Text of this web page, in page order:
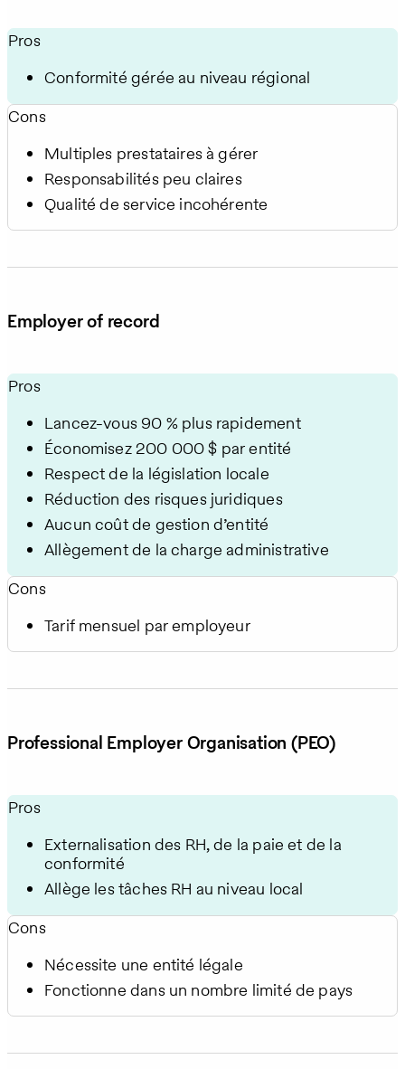
Pros
Conformité gérée au niveau régional
Cons
Multiples prestataires à gérer
Responsabilités peu claires
Qualité de service incohérente
Employer of record
Pros
Lancez-vous 90 % plus rapidement
Économisez 200 000 $ par entité
Respect de la législation locale
Réduction des risques juridiques
Aucun coût de gestion d’entité
Allègement de la charge administrative
Cons
Tarif mensuel par employeur
Professional Employer Organisation (PEO)
Pros
Externalisation des RH, de la paie et de la
conformité
Allège les tâches RH au niveau local
Cons
Nécessite une entité légale
Fonctionne dans un nombre limité de pays